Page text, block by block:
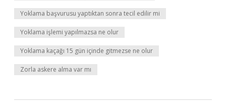
Yoklama başvurusu yaptıktan sonra tecil edilir mi
Yoklama işlemi yapılmazsa ne olur
Yoklama kaçağı 15 gün içinde gitmezse ne olur
Zorla askere alma var mı